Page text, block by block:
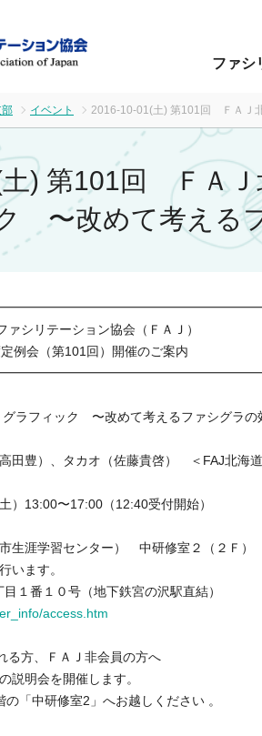
FAJ：特定
ファシ
イベント 2016-10-01(土) 第101回 ＦＡＪ
) 第101回 ＦＡＪ
〜改めて考える
シリテーション協会（ＦＡＪ）
例会（第101回）開催のご案内
ラフィック 〜改めて考えるファシグラの
田豊）、タカオ（佐藤貴啓） ＜FAJ北海道
）13:00〜17:00（12:40受付開始）
生涯学習センター） 中研修室２（２Ｆ）
います。
１番１０号（地下鉄宮の沢駅直結）
access.htm
方、ＦＡＪ非会員の方へ
説明会を開催します。
「中研修室2」へお越しください 。